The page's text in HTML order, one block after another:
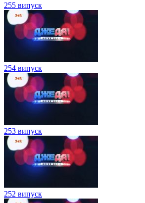
255 випуск
254 випуск
253 випуск
252 випуск